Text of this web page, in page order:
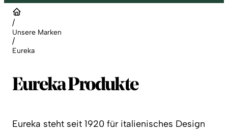
/
Unsere Marken
/
Eureka
Eureka Produkte
Eureka steht seit 1920 für italienisches Design